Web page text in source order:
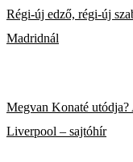
Régi-új edző, régi-új
Madridnál
Megvan Konaté
Liverpool – sajtóhír